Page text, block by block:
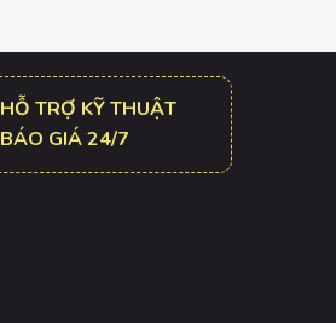
HỖ TRỢ KỸ THUẬT
BÁO GIÁ 24/7